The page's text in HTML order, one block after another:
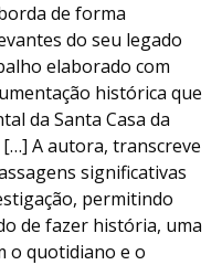
de forma
do seu legado
elaborado com
histórica que
da Santa Casa da
A autora, transcreve
significativas
permitindo
de fazer história, uma
o quotidiano e o